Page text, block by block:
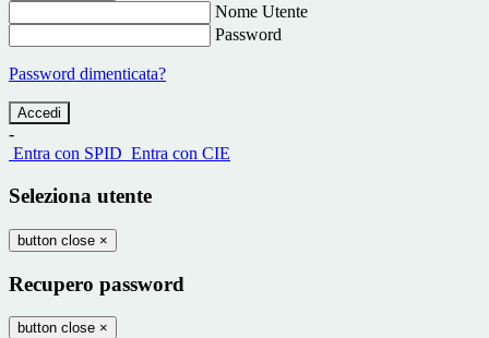
Nome Utente
Password
Password dimenticata?
-
Entra con SPID Entra con CIE
Seleziona utente
button close ×
Recupero password
button close ×